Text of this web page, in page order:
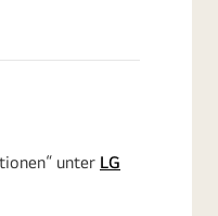
unter LG